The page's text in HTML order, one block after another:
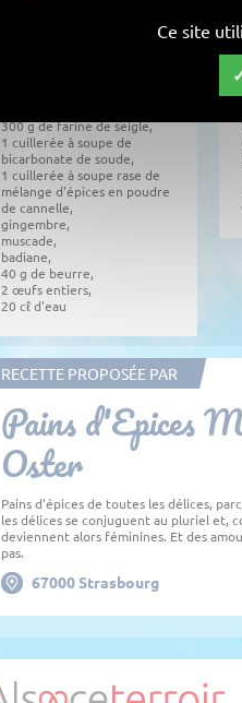
300 g de farine de seigle,
1 cuillerée à soupe de
bicarbonate de soude,
1 cuillerée à soupe rase de
mélange d'épices en poudre
de cannelle,
gingembre,
muscade,
badiane,
40 g de beurre,
2 œufs entiers,
20 cℓ d'eau
RECETTE PROPOSÉE PAR
Pains d'Epices
Oster
Pains d'épices de toutes les délices,
les délices se conjuguent au pluriel et,
deviennent alors féminines. Et des
pas.
67000 Strasbourg
Ce site